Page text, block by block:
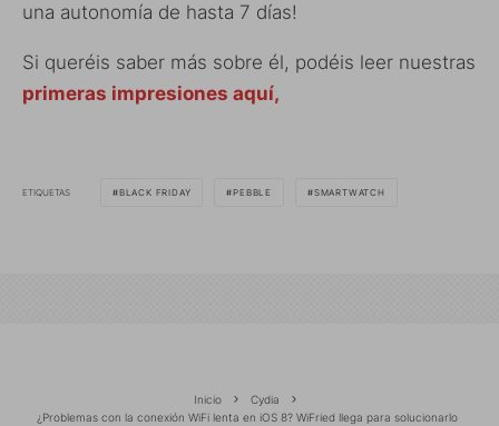
una autonomía de hasta 7 días!
Si queréis saber más sobre él, podéis leer nuestras
primeras impresiones aquí,
ETIQUETAS BLACK FRIDAY PEBBLE SMARTWATCH
Inicio
Cydia
¿Problemas con la conexión WiFi lenta en iOS 8? WiFried llega para solucionarlo